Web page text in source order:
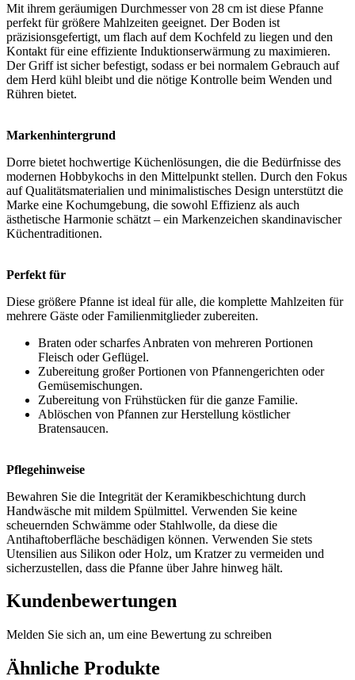
Mit ihrem geräumigen Durchmesser von 28 cm ist diese Pfanne
perfekt für größere Mahlzeiten geeignet. Der Boden ist
präzisionsgefertigt, um flach auf dem Kochfeld zu liegen und den
Kontakt für eine effiziente Induktionserwärmung zu maximieren.
Der Griff ist sicher befestigt, sodass er bei normalem Gebrauch auf
dem Herd kühl bleibt und die nötige Kontrolle beim Wenden und
Rühren bietet.
Markenhintergrund
Dorre bietet hochwertige Küchenlösungen, die die Bedürfnisse des
modernen Hobbykochs in den Mittelpunkt stellen. Durch den Fokus
auf Qualitätsmaterialien und minimalistisches Design unterstützt die
Marke eine Kochumgebung, die sowohl Effizienz als auch
ästhetische Harmonie schätzt – ein Markenzeichen skandinavischer
Küchentraditionen.
Perfekt für
Diese größere Pfanne ist ideal für alle, die komplette Mahlzeiten für
mehrere Gäste oder Familienmitglieder zubereiten.
Braten oder scharfes Anbraten von mehreren Portionen
Fleisch oder Geflügel.
Zubereitung großer Portionen von Pfannengerichten oder
Gemüsemischungen.
Zubereitung von Frühstücken für die ganze Familie.
Ablöschen von Pfannen zur Herstellung köstlicher
Bratensaucen.
Pflegehinweise
Bewahren Sie die Integrität der Keramikbeschichtung durch
Handwäsche mit mildem Spülmittel. Verwenden Sie keine
scheuernden Schwämme oder Stahlwolle, da diese die
Antihaftoberfläche beschädigen können. Verwenden Sie stets
Utensilien aus Silikon oder Holz, um Kratzer zu vermeiden und
sicherzustellen, dass die Pfanne über Jahre hinweg hält.
Kundenbewertungen
Melden Sie sich an, um eine Bewertung zu schreiben
Ähnliche Produkte